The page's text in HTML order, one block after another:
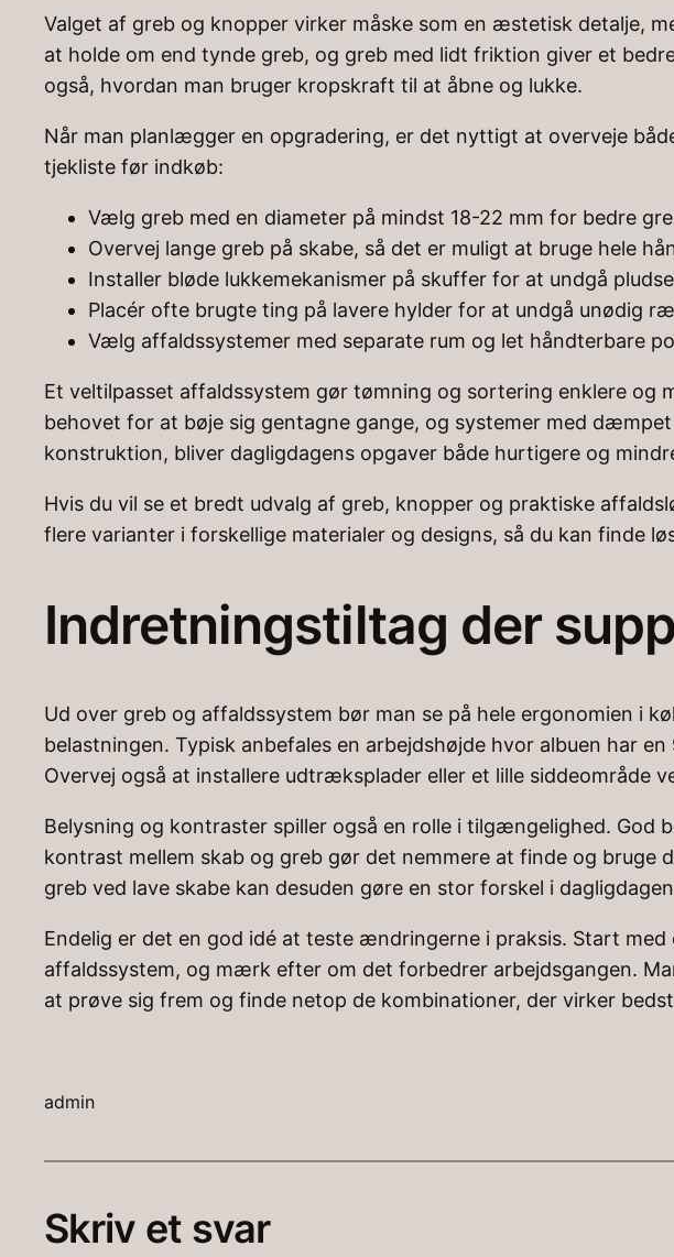
Valget af greb og knopper virker måske som en æstetisk detalje,
at holde om end tynde greb, og greb med lidt friktion giver et
også, hvordan man bruger kropskraft til at åbne og lukke.
Når man planlægger en opgradering, er det nyttigt at overveje
tjekliste før indkøb:
Vælg greb med en diameter på mindst 18-22 mm for bedre
Overvej lange greb på skabe, så det er muligt at bruge hele
Installer bløde lukkemekanismer på skuffer for at undgå
Placér ofte brugte ting på lavere hylder for at undgå unødig
Vælg affaldssystemer med separate rum og let håndterbare
Et veltilpasset affaldssystem gør tømning og sortering enklere
behovet for at bøje sig gentagne gange, og systemer med
konstruktion, bliver dagligdagens opgaver både hurtigere og
Hvis du vil se et bredt udvalg af greb, knopper og praktiske
flere varianter i forskellige materialer og designs, så du kan finde
Indretningstiltag der
Ud over greb og affaldssystem bør man se på hele ergonomien i
belastningen. Typisk anbefales en arbejdshøjde hvor albuen har
Overvej også at installere udtræksplader eller et lille siddeområde
Belysning og kontraster spiller også en rolle i tilgængelighed. God
kontrast mellem skab og greb gør det nemmere at finde og bruge
greb ved lave skabe kan desuden gøre en stor forskel i
Endelig er det en god idé at teste ændringerne i praksis. Start
affaldssystem, og mærk efter om det forbedrer arbejdsgangen.
at prøve sig frem og finde netop de kombinationer, der virker
admin
Skriv et svar